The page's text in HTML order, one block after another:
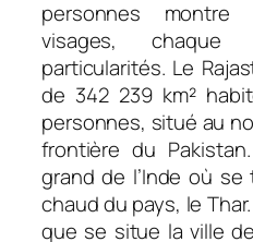
personnes
visages,
particularités. Le
de 342 239 km²
personnes, situé au
frontière du
grand de l’Inde où
chaud du pays, le
que se situe la ville